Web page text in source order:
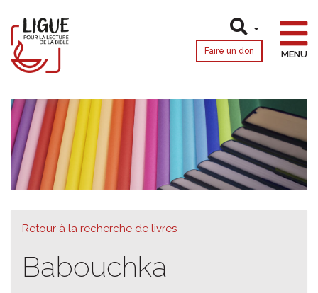
Faire un don MENU
Retour à la recherche de livres
Babouchka